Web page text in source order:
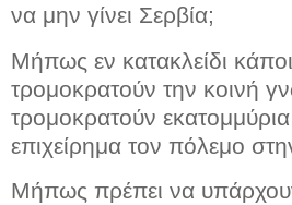
να μην γίνει Σερβία;
Μήπως εν κατακλείδι
τρομοκρατούν την κοινή
τρομοκρατούν
επιχείρημα τον πόλεμο
Μήπως πρέπει να υπάρχουν